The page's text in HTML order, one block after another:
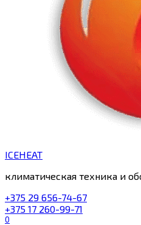
ICEHEAT
климатическая техника и
+375 29 656-74-67
+375 17 260-99-71
0